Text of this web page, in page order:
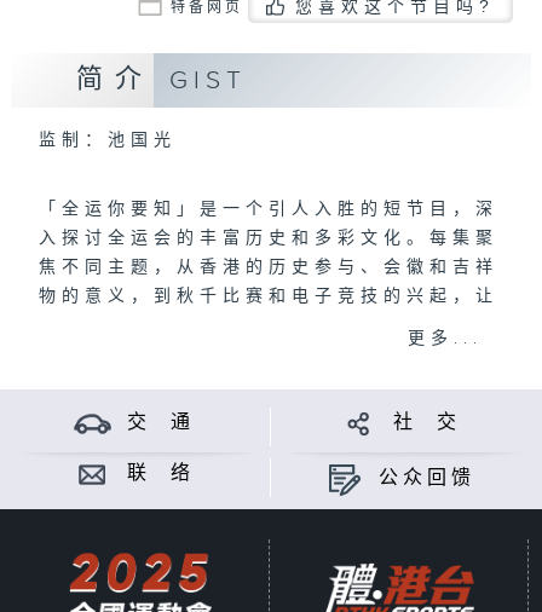
特备网页 您喜欢这个节目吗?
简介 GIST
监制：池国光
「全运你要知」是一个引人入胜的短节目，深
入探讨全运会的丰富历史和多彩文化。每集聚
焦不同主题，从香港的历史参与、会徽和吉祥
物的意义，到秋千比赛和电子竞技的兴起，让
观众深入了解全运会的多样性。节目还介绍了
运会的认识，激励未来一代参与体育活动。
更多...
交 通 社 交
联 络 公众回馈